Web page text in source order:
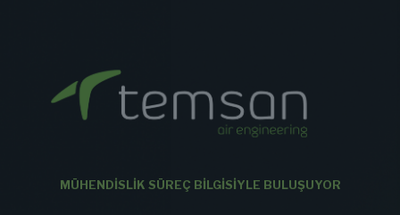
MÜHENDİSLİK SÜREÇ BİLGİSİYLE BULUŞUYOR